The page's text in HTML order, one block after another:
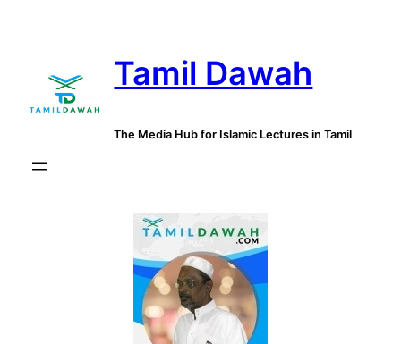
Tamil Dawah
The Media Hub for Islamic Lectures in Tamil